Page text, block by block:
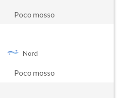
Poco mosso
Nord
Poco mosso